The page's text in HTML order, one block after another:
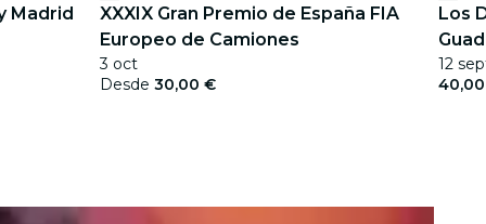
Madrid
XXXIX Gran Premio de España FIA
Europeo de Camiones
3 oct
Desde 30,00 €
Los
2026
12